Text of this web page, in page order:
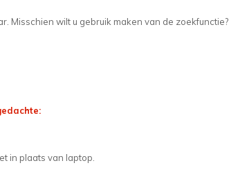
Misschien wilt u gebruik maken van de zoekfunctie?
in plaats van laptop.